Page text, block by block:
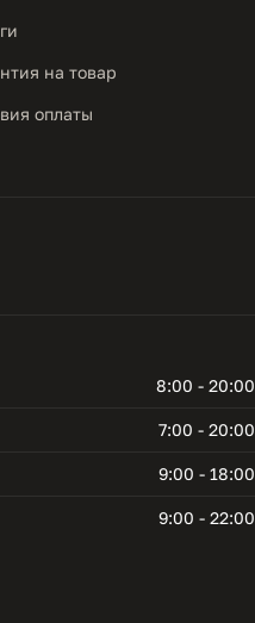
на товар
оплаты
8:00 - 20:00
7:00 - 20:00
9:00 - 18:00
9:00 - 22:00